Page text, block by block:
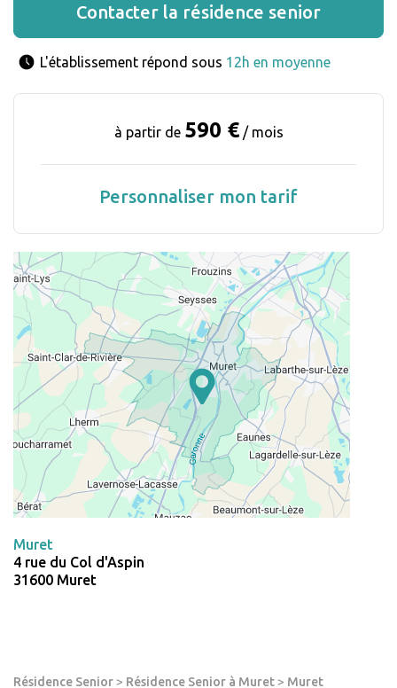
Résidence Senior > Résidence Senior à Muret > Muret
Contacter la résidence senior
L'établissement répond sous 12h en moyenne
à partir de 590 €/ mois
Personnaliser mon tarif
Muret
4 rue du Col d'Aspin
31600 Muret